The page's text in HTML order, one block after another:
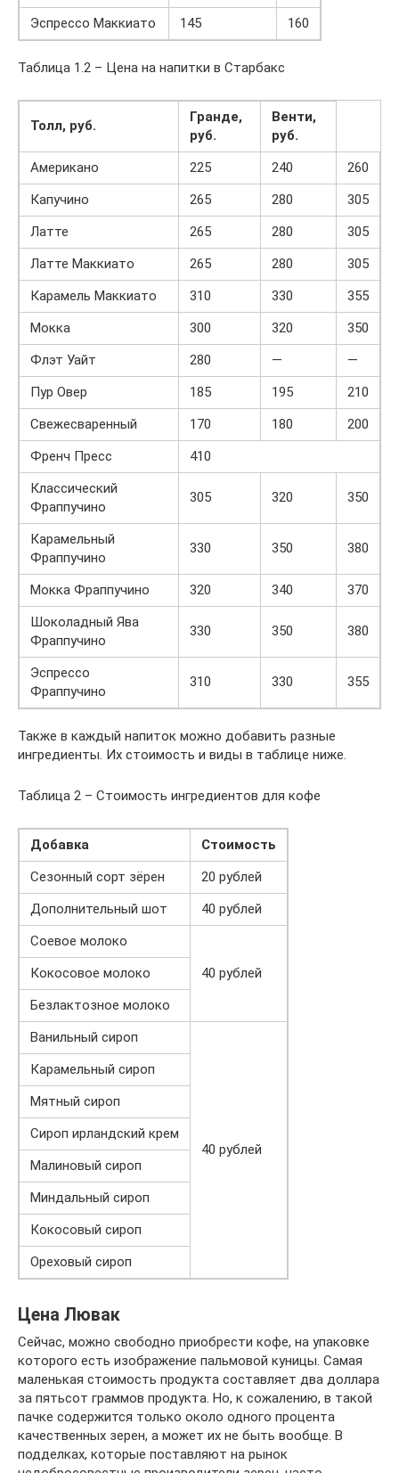
Эспрессо Маккиато
145 160
Таблица 1.2 – Цена на напитки в Старбакс
Толл, руб.
Гранде,
руб.
Венти,
руб.
Американо
225 240
260
Капучино
265 280
305
Латте
265 280
305
Латте Маккиато
265 280
305
Карамель Маккиато
310 330
355
Мокка
300 320
350
Флэт Уайт
280 —
—
Пур Овер
185 195
210
Свежесваренный
170 180
200
Френч Пресс
410
Классический
Фраппучино
305 320 350
Карамельный
Фраппучино
330 350 380
Мокка Фраппучино 320 340
370
Шоколадный Ява
Фраппучино
330 350 380
Эспрессо
Фраппучино
310 330 355
Также в каждый напиток можно добавить разные
ингредиенты. Их стоимость и виды в таблице ниже.
Таблица 2 – Стоимость ингредиентов для кофе
Добавка
Стоимость
Сезонный сорт зёрен
20 рублей
Дополнительный шот
40 рублей
Соевое молоко
40 рублей
Кокосовое молоко
Безлактозное молоко
Ванильный сироп
40 рублей
Карамельный сироп
Мятный сироп
Сироп ирландский крем
Малиновый сироп
Миндальный сироп
Кокосовый сироп
Ореховый сироп
Цена Лювак
Сейчас, можно свободно приобрести кофе, на упаковке
которого есть изображение пальмовой куницы. Самая
маленькая стоимость продукта составляет два доллара
за пятьсот граммов продукта. Но, к сожалению, в такой
пачке содержится только около одного процента
качественных зерен, а может их не быть вообще. В
подделках, которые поставляют на рынок